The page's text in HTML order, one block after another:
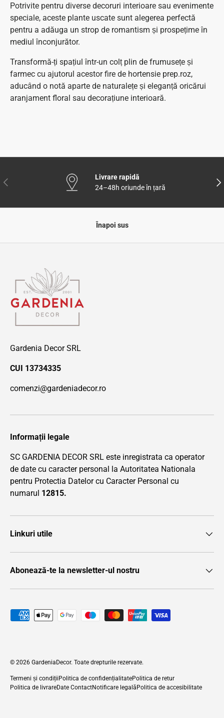
Potrivite pentru diverse decoruri interioare sau evenimente
speciale, aceste plante uscate sunt alegerea perfectă
pentru a adăuga un strop de romantism și prospețime în
mediul înconjurător.
Transformă-ți spațiul într-un colț plin de frumusețe și
farmec cu ajutorul acestor fire de hortensie prep.roz,
aducând o notă aparte de naturalețe și eleganță oricărui
aranjament floral sau decorațiune interioară.
Anterior
Livrare rapidă
24–48h oriunde în țară
Înapoi sus
Gardenia Decor SRL
CUI 13734335
comenzi@gardeniadecor.ro
Informații legale
SC GARDENIA DECOR SRL este inregistrata ca operator
de date cu caracter personal la Autoritatea Nationala
pentru Protectia Datelor cu Caracter Personal cu
numarul 12815.
Linkuri utile
Abonează-te la newsletter-ul nostru
Metode de plată acceptate
© 2026 GardeniaDecor. Toate drepturile rezervate.
Termeni și condiții Politica de confidențialitatePolitica de retur
Politica de livrareDate ContactNotificare legală Politica de accesibilitate